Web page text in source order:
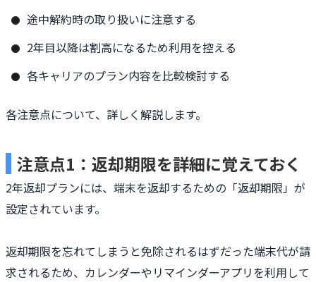
途中解約時の取り扱いに注意する
2年目以降は割高になるため利用を控える
各キャリアのプラン内容を比較検討する
各注意点について、詳しく解説します。
注意点1：返却期限を詳細に覚えておく
2年返却プランには、端末を返却するための「返却期限」が
設定されています。
返却期限を忘れてしまうと免除されるはずだった端末代が請
求されるため、カレンダーやリマインダーアプリを利用して